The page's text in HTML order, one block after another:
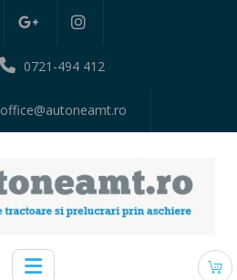
0721-494 412
office@autoneamt.ro